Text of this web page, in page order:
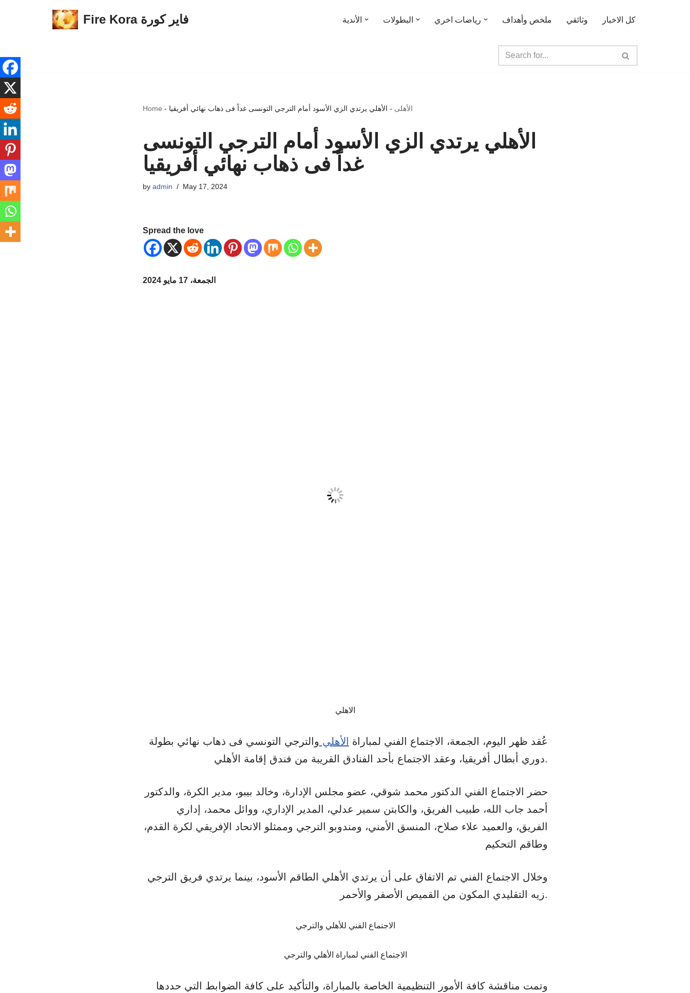
content
Fire Kora فاير كورة الأندية البطولات رياضات اخري ملخص وأهداف وثائقي كل الاخبار
Home - الأهلى - الأهلي يرتدي الزي الأسود أمام الترجي التونسى غداً فى ذهاب نهائي أفريقيا
الأهلي يرتدي الزي الأسود أمام الترجي التونسى
غداً فى ذهاب نهائي أفريقيا
by admin May 17, 2024
Spread the love
الجمعة، 17 مايو 2024
الاهلي
عُقد ظهر اليوم، الجمعة، الاجتماع الفني لمباراة الأهلي والترجي التونسي فى ذهاب نهائي بطولة
دوري أبطال أفريقيا، وعقد الاجتماع بأحد الفنادق القريبة من فندق إقامة الأهلي.
حضر الاجتماع الفني الدكتور محمد شوقي، عضو مجلس الإدارة، وخالد بيبو، مدير الكرة، والدكتور
أحمد جاب الله، طبيب الفريق، والكابتن سمير عدلي، المدير الإداري، ووائل محمد، إداري
الفريق، والعميد علاء صلاح، المنسق الأمني، ومندوبو الترجي وممثلو الاتحاد الإفريقي لكرة القدم،
وطاقم التحكيم
وخلال الاجتماع الفني تم الاتفاق على أن يرتدي الأهلي الطاقم الأسود، بينما يرتدي فريق الترجي
زيه التقليدي المكون من القميص الأصفر والأحمر.
الاجتماع الفني للأهلي والترجي
الاجتماع الفني لمباراة الأهلي والترجي
وتمت مناقشة كافة الأمور التنظيمية الخاصة بالمباراة، والتأكيد على كافة الضوابط التي حددها